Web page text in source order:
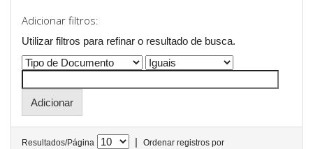
Adicionar filtros:
Utilizar filtros para refinar o resultado de busca.
Resultados/Página |
Ordenar registros por